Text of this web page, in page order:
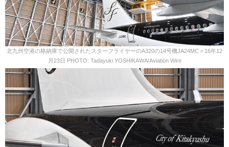
北九州空港の格納庫で公開されたスターフライヤーのA320の14号機JA24MC＝16年12
月23日 PHOTO: Tadayuki YOSHIKAWA/Aviation Wire